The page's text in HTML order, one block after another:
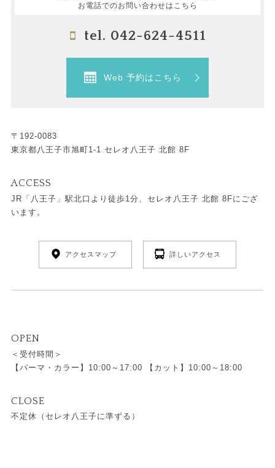
お電話でのお問い合わせはこちら
tel. 042-624-4511
Web 予約はこちら
〒192-0083
東京都八王子市旭町1-1 セレオ八王子 北館 8F
ACCESS
JR「八王子」駅北口より徒歩1分、セレオ八王子 北館 8Fにござ
います。
アクセスマップ 詳しいアクセス
OPEN
＜受付時間＞
【パーマ・カラー】10:00～17:00 【カット】10:00～18:00
CLOSE
不定休（セレオ八王子に準ずる）